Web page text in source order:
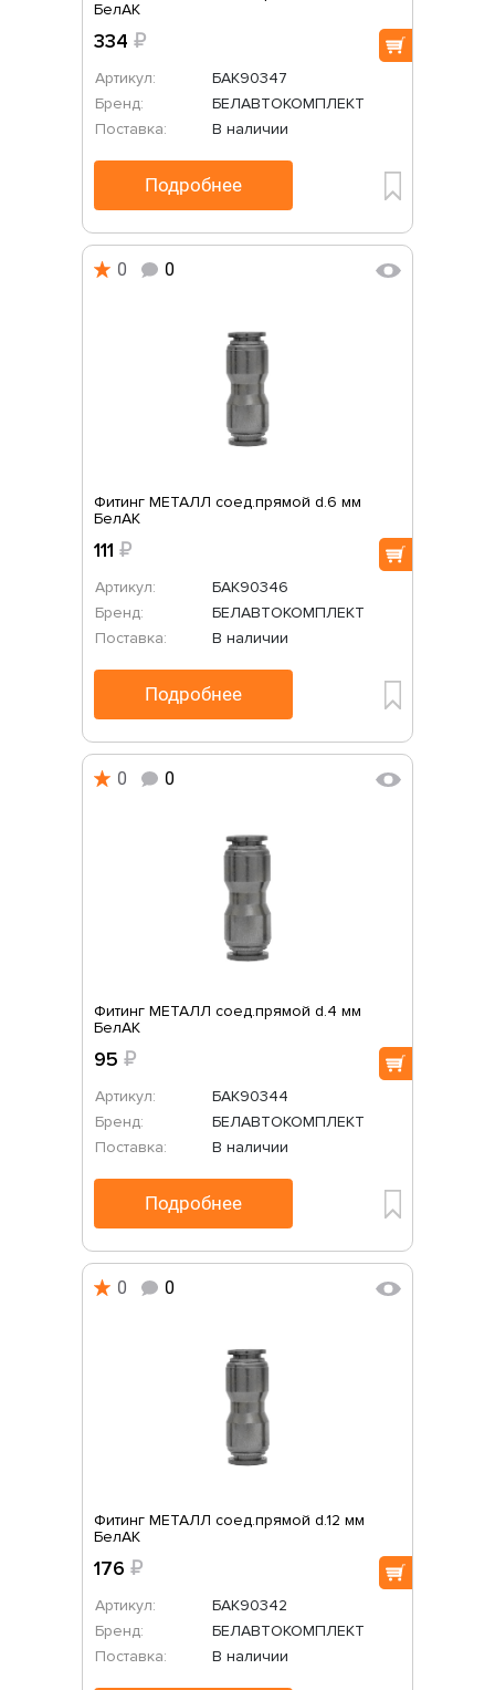
БелАК
334 ₽
Артикул:
БАК90347
Бренд:
БЕЛАВТОКОМПЛЕКТ
Поставка:
В наличии
Подробнее
0 0
Фитинг МЕТАЛЛ соед.прямой d.6 мм
БелАК
111 ₽
Артикул:
БАК90346
Бренд:
БЕЛАВТОКОМПЛЕКТ
Поставка:
В наличии
Подробнее
0 0
Фитинг МЕТАЛЛ соед.прямой d.4 мм
БелАК
95 ₽
Артикул:
БАК90344
Бренд:
БЕЛАВТОКОМПЛЕКТ
Поставка:
В наличии
Подробнее
0 0
Фитинг МЕТАЛЛ соед.прямой d.12 мм
БелАК
176 ₽
Артикул:
БАК90342
Бренд:
БЕЛАВТОКОМПЛЕКТ
Поставка:
В наличии